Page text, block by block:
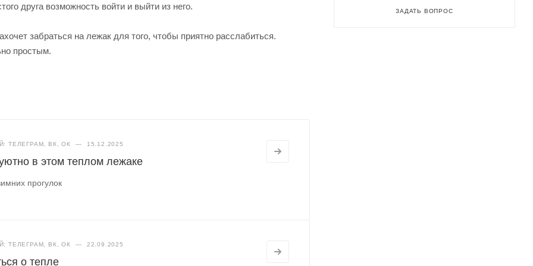
друга возможность войти и выйти из него.
забраться на лежак для того, чтобы приятно расслабиться.
простым.
ТЕЛЕГРАМ, ВК, ОК — 15.12.2025
в этом теплом лежаке
прогулок
ТЕЛЕГРАМ, ВК, ОК — 22.09.2025
о тепле
ЗАДАТЬ ВОПРОС